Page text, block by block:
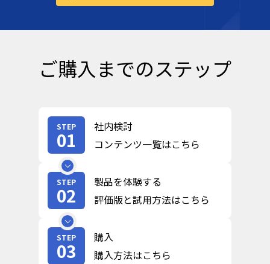
ご購入までのステップ
STEP
01
社内検討
コンテンツ一覧はこちら
STEP
02
製品を体験する
評価版と試用方法はこちら
STEP
03
購入
購入方法はこちら